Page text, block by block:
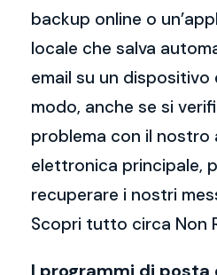
backup online o
locale che salva
email su un
modo, anche se si
problema con il
elettronica principale,
recuperare i nostri
Scopri tutto circa Non